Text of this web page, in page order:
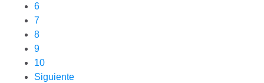
6
7
8
9
10
Siguiente